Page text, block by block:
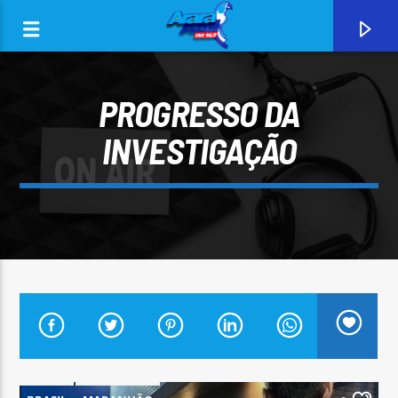
CURRENT TRACK
ARARA AZUL FM 96,9
PROGRESSO DA
INVESTIGAÇÃO